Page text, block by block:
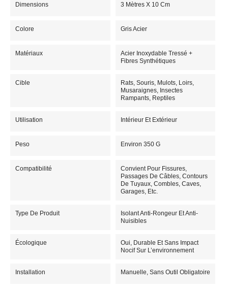
Dimensions 3 Mètres X 10 Cm
Colore Gris Acier
Matériaux
Acier Inoxydable Tressé +
Fibres Synthétiques
Cible
Rats, Souris, Mulots, Loirs,
Musaraignes, Insectes
Rampants, Reptiles
Utilisation Intérieur Et Extérieur
Peso Environ 350 G
Compatibilité
Convient Pour Fissures,
Passages De Câbles, Contours
De Tuyaux, Combles, Caves,
Garages, Etc.
Type De Produit
Isolant Anti-Rongeur Et Anti-
Nuisibles
Écologique
Oui, Durable Et Sans Impact
Nocif Sur L’environnement
Installation Manuelle, Sans Outil Obligatoire